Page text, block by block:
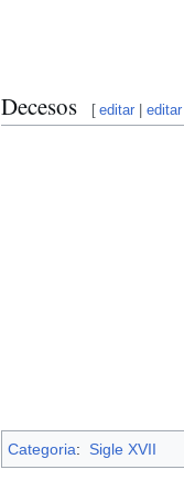
Decesos [ editar |
Categoria: Sigle XVII